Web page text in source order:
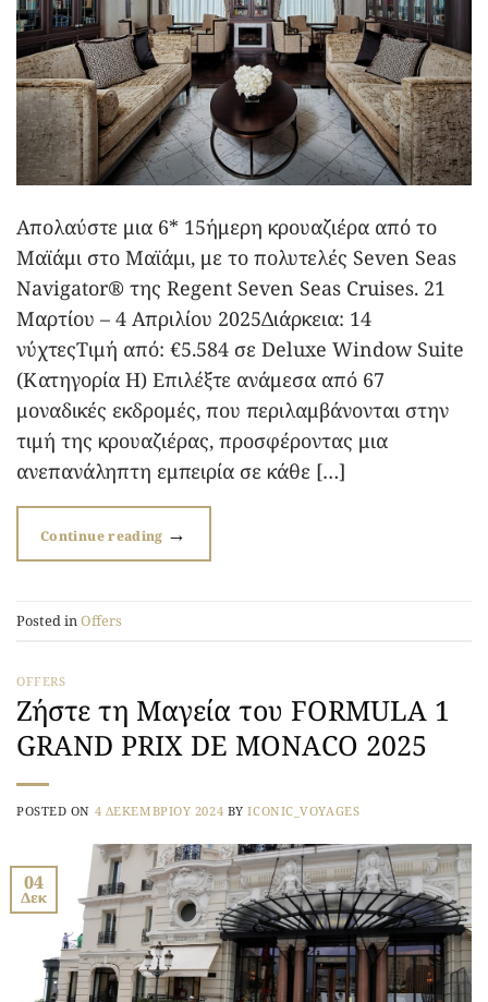
Απολαύστε μια 6* 15ήμερη κρουαζιέρα από το
Μαϊάμι στο Μαϊάμι, με το πολυτελές Seven Seas
Navigator® της Regent Seven Seas Cruises. 21
Μαρτίου – 4 Απριλίου 2025Διάρκεια: 14
νύχτεςΤιμή από: €5.584 σε Deluxe Window Suite
(Κατηγορία H) Επιλέξτε ανάμεσα από 67
μοναδικές εκδρομές, που περιλαμβάνονται στην
τιμή της κρουαζιέρας, προσφέροντας μια
ανεπανάληπτη εμπειρία σε κάθε […]
Continue reading →
Posted inOffers
OFFERS
Ζήστε τη Μαγεία του FORMULA 1
GRAND PRIX DE MONACO 2025
POSTED ON 4 ΔΕΚΕΜΒΡΊΟΥ 2024 BYICONIC_VOYAGES
04
Δεκ